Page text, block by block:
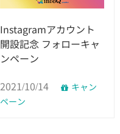
Instagramアカウント
開設記念 フォローキャ
ンペーン
2021/10/14
キャン
ペーン